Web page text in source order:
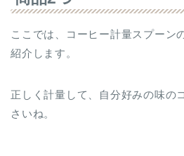
ここでは、コーヒー計量スプーン
紹介します。
正しく計量して、自分好みの味の
さいね。